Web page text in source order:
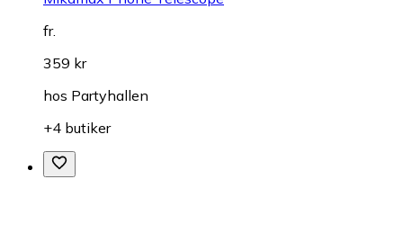
fr.
359 kr
hos Partyhallen
+4 butiker